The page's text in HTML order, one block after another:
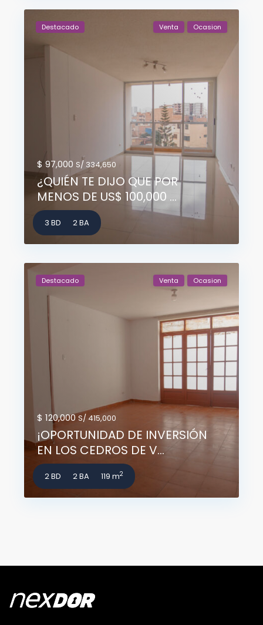
Destacado Venta Ocasion
$ 97,000 S/ 334,650
¿QUIÉN TE DIJO QUE POR
MENOS DE US$ 100,000 ...
3 BD 2 BA
Destacado Venta Ocasion
$ 120,000S/ 415,000
¡OPORTUNIDAD DE INVERSIÓN
EN LOS CEDROS DE V...
2 BD 2 BA 119 m2